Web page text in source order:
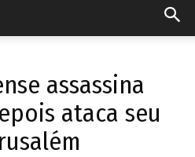
assassina
ataca seu